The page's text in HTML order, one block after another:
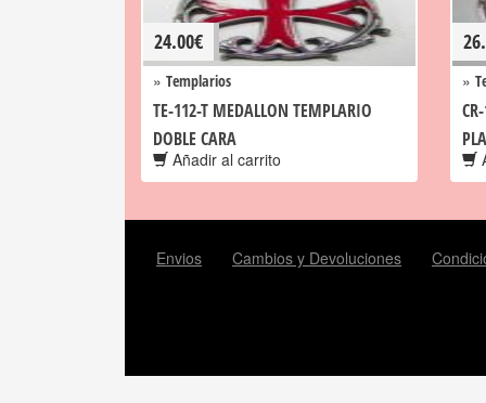
24.00€
» Templarios
TE-112-T MEDALLON TEMPLARIO
DOBLE CARA
Añadir al carrito
»
Envios Cambios y Devoluciones